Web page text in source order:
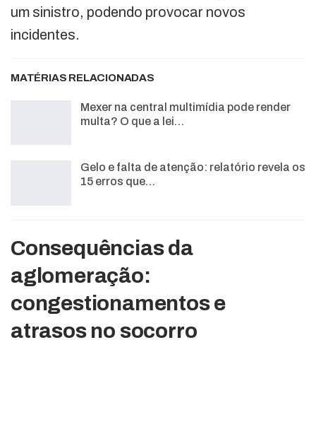
um sinistro, podendo provocar novos
incidentes.
MATÉRIAS RELACIONADAS
Mexer na central multimídia pode render
multa? O que a lei…
Gelo e falta de atenção: relatório revela os
15 erros que…
Consequências da
aglomeração:
congestionamentos e
atrasos no socorro